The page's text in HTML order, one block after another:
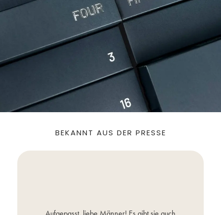
BEKANNT AUS DER PRESSE